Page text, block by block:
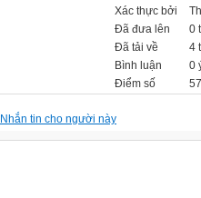
Xác thực bởi
Đã đưa lên
0
Đã tải về
4
Bình luận
0
Điểm số
Nhắn tin cho người này